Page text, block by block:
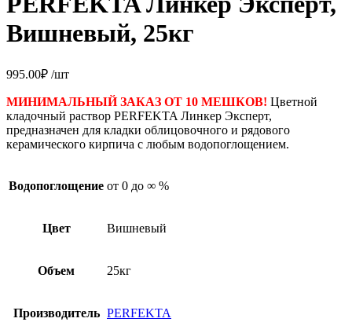
Вишневый, 25кг
995.00₽ /шт
МИНИМАЛЬНЫЙ ЗАКАЗ ОТ 10 МЕШКОВ! Цветной
кладочный раствор PERFEKTA Линкер Эксперт,
предназначен для кладки облицовочного и рядового
керамического кирпича с любым водопоглощением.
Водопоглощение от 0 до ∞ %
Цвет Вишневый
Объем 25кг
Производитель PERFEKTA